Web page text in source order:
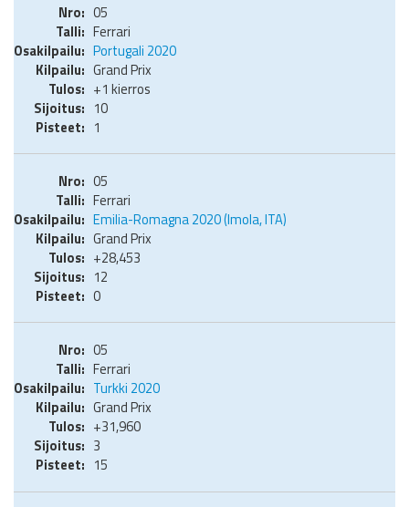
05
Ferrari
Portugali 2020
Grand Prix
+1 kierros
10
1
05
Ferrari
Emilia-Romagna 2020 (Imola, ITA)
Grand Prix
+28,453
12
0
05
Ferrari
Turkki 2020
Grand Prix
+31,960
3
15